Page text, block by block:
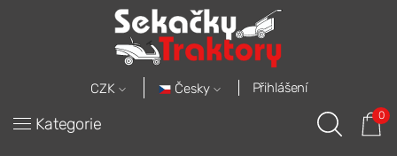
CZK Česky Přihlášení
Kategorie 0